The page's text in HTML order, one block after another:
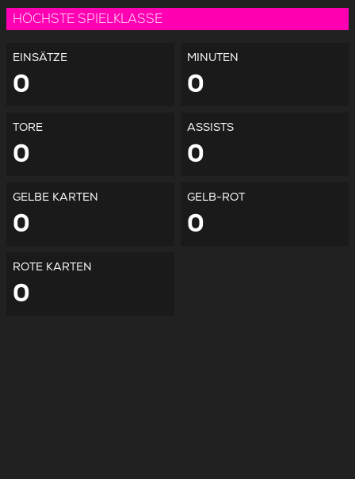
HÖCHSTE SPIELKLASSE
EINSÄTZE
0
MINUTEN
0
TORE
0
ASSISTS
0
GELBE KARTEN
0
GELB-ROT
0
ROTE KARTEN
0